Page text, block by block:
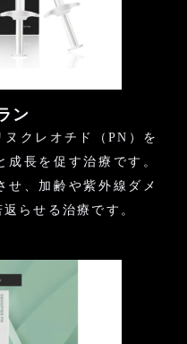
ン
クレオチド（PN）を
長を促す治療です。
せ、加齢や紫外線ダメ
らせる治療です。